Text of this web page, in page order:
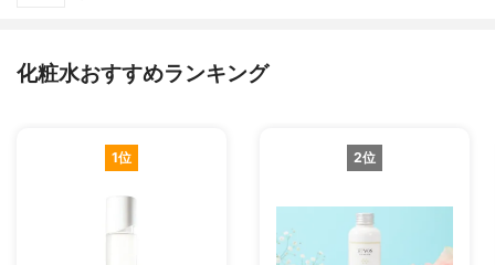
化粧水おすすめランキング
1位 2位